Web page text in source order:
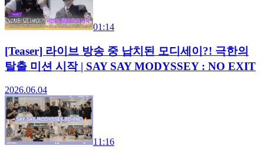
01:14
[Teaser] 라이브 방송 중 납치된 모디세이?! 극한의
탈출 미션 시작 | SAY SAY MODYSSEY : NO EXIT
2026.06.04
11:16